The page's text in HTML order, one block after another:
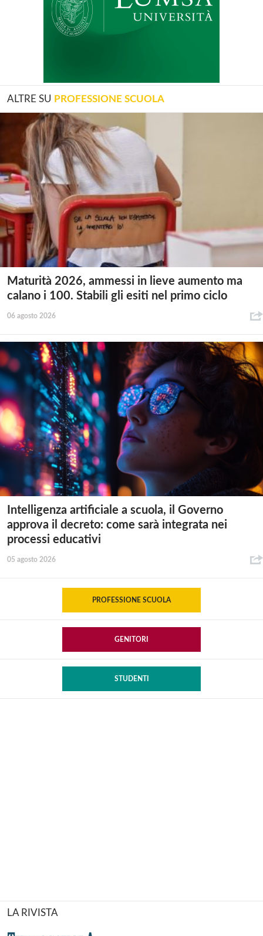
ALTRE SU PROFESSIONE SCUOLA
Maturità 2026, ammessi in lieve aumento ma
calano i 100. Stabili gli esiti nel primo ciclo
06 agosto 2026
Intelligenza artificiale a scuola, il Governo
approva il decreto: come sarà integrata nei
processi educativi
05 agosto 2026
PROFESSIONE SCUOLA
GENITORI
STUDENTI
LA RIVISTA